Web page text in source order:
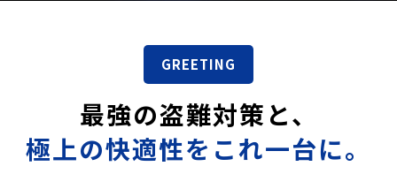
GREETING
最強の盗難対策と、
極上の快適性をこれ一台に。